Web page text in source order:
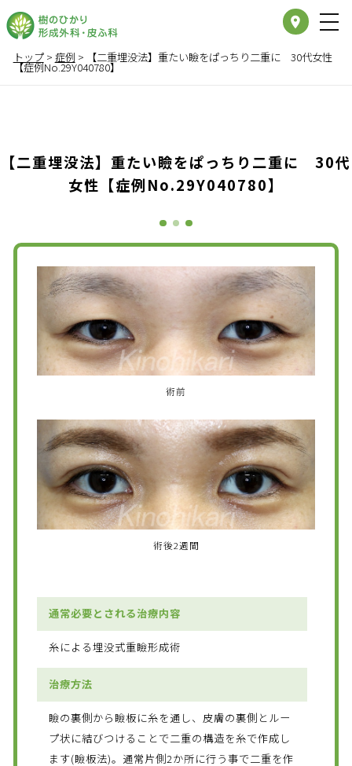
place
トップ> 症例 > 【二重埋没法】重たい瞼をぱっちり二重に 30代女性
【症例No.29Y040780】
【二重埋没法】重たい瞼をぱっちり二重に 30代
女性【症例No.29Y040780】
術前
術後2週間
通常必要とされる治療内容
糸による埋没式重瞼形成術
治療方法
瞼の裏側から瞼板に糸を通し、皮膚の裏側とルー
プ状に結びつけることで二重の構造を糸で作成し
ます(瞼板法)。通常片側2か所に行う事で二重を作